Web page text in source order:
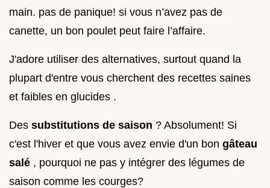
main. pas de panique! si vous n’avez pas de
canette, un bon poulet peut faire l’affaire.
J'adore utiliser des alternatives, surtout quand la
plupart d'entre vous cherchent des recettes saines
et faibles en glucides .
Des substitutions de saison ? Absolument! Si
c'est l'hiver et que vous avez envie d'un bon gâteau
salé , pourquoi ne pas y intégrer des légumes de
saison comme les courges?